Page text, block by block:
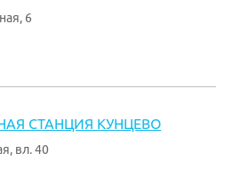
6
СТАНЦИЯ КУНЦЕВО
вл. 40